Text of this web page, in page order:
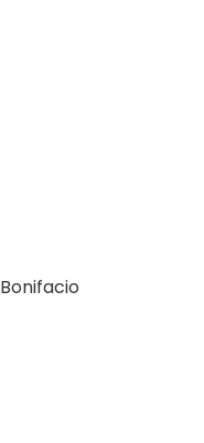
Bonifacio